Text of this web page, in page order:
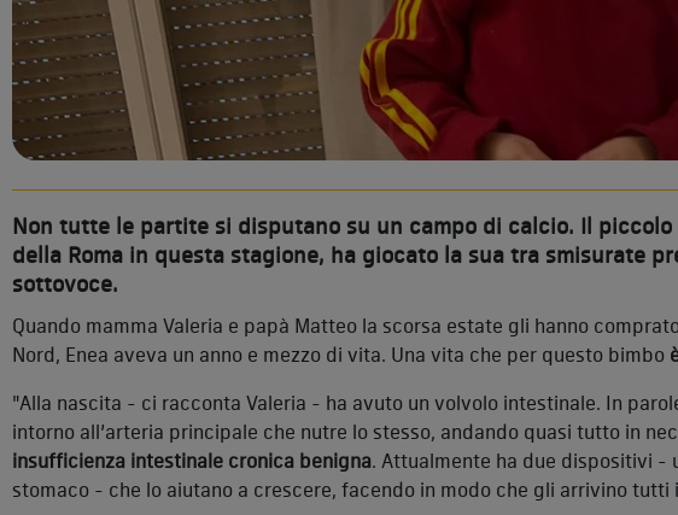
Non tutte le partite si disputano su un campo di calcio. Il
della Roma in questa stagione, ha giocato la sua tra smisurate
sottovoce.
Quando mamma Valeria e papà Matteo la scorsa estate gli hanno
Nord, Enea aveva un anno e mezzo di vita. Una vita che per questo bimbo
"Alla nascita - ci racconta Valeria - ha avuto un volvolo intestinale. In
intorno all’arteria principale che nutre lo stesso, andando quasi tutto in
insufficienza intestinale cronica benigna. Attualmente ha due dispositivi -
stomaco - che lo aiutano a crescere, facendo in modo che gli arrivino tutti